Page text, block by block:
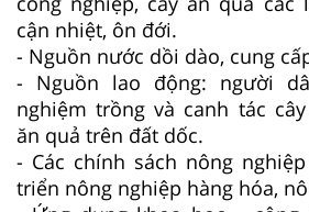
cận nhiệt, ôn đới.
- Nguồn nước dồi dào, cung
- Nguồn lao động: người
nghiệm trồng và canh tác
ăn quả trên đất dốc.
- Các chính sách nông
triển nông nghiệp hàng hóa,